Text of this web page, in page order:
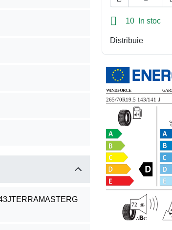
 10 In stoc
Distribuie